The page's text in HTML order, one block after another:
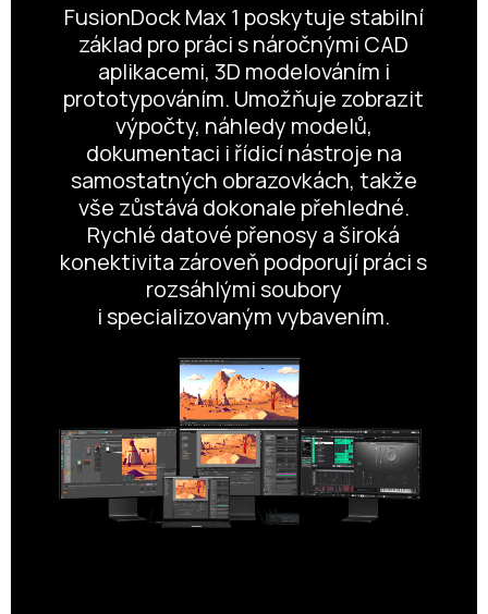
FusionDock Max 1 poskytuje stabilní
základ pro práci s náročnými CAD
aplikacemi, 3D modelováním i
prototypováním. Umožňuje zobrazit
výpočty, náhledy modelů,
dokumentaci i řídicí nástroje na
samostatných obrazovkách, takže
vše zůstává dokonale přehledné.
Rychlé datové přenosy a široká
konektivita zároveň podporují práci s
rozsáhlými soubory
i specializovaným vybavením.